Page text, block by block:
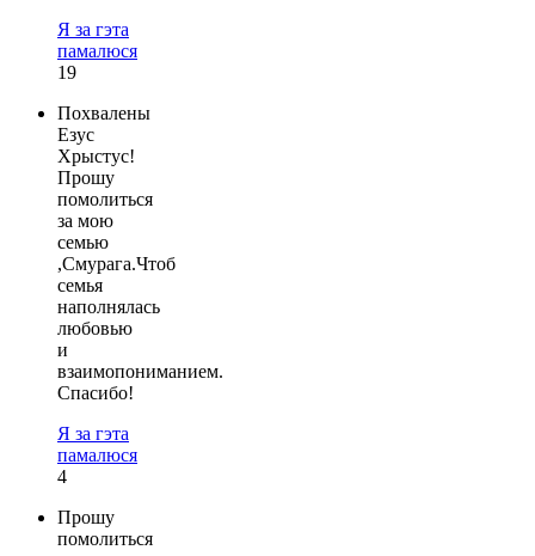
Я за гэта
памалюся
19
Похвалены
Езус
Хрыстус!
Прошу
помолиться
за мою
семью
,Смурага.Чтоб
семья
наполнялась
любовью
и
взаимопониманием.
Спасибо!
Я за гэта
памалюся
4
Прошу
помолиться